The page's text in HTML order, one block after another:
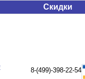
Скидки
8-(499)-398-22-54